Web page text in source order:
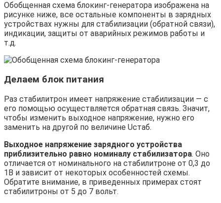
Обобщенная схема блокинг-генератора изображена на
рисунке ниже, все остальные компоненты в зарядных
устройствах нужны для стабилизации (обратной связи),
индикации, защиты от аварийных режимов работы и
т.д.
Делаем блок питания
Раз стабилитрон имеет напряжение стабилизации — с
его помощью осуществляется обратная связь. Значит,
чтобы изменить выходное напряжение, нужно его
заменить на другой по величине Uстаб.
Выходное напряжение зарядного устройства
приблизительно равно номиналу стабилизатора. Оно
отличается от номинального на стабилитроне от 0,3 до
1В и зависит от некоторых особенностей схемы.
Обратите внимание, в приведенных примерах стоят
стабилитроны от 5 до 7 вольт.